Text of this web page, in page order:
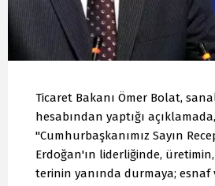
Ticaret Bakanı Ömer Bolat,
hesabından yaptığı açıklamada,
"Cumhurbaşkanımız Sayın
Erdoğan'ın liderliğinde,
terinin yanında durmaya; esnaf